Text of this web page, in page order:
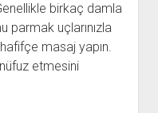
birkaç damla
parmak uçlarınızla
masaj yapın.
etmesini